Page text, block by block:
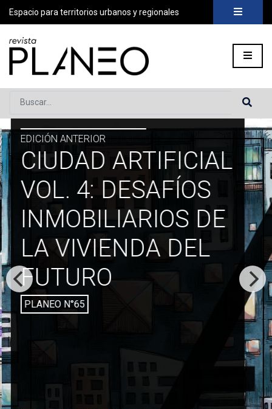
Espacio para territorios urbanos y regionales
Buscar...
EDICIÓN ANTERIOR
CIUDAD ARTIFICIAL
VOL. 4: DESAFÍOS
INMOBILIARIOS DE
LA VIVIENDA DEL
FUTURO
PLANEO N°65